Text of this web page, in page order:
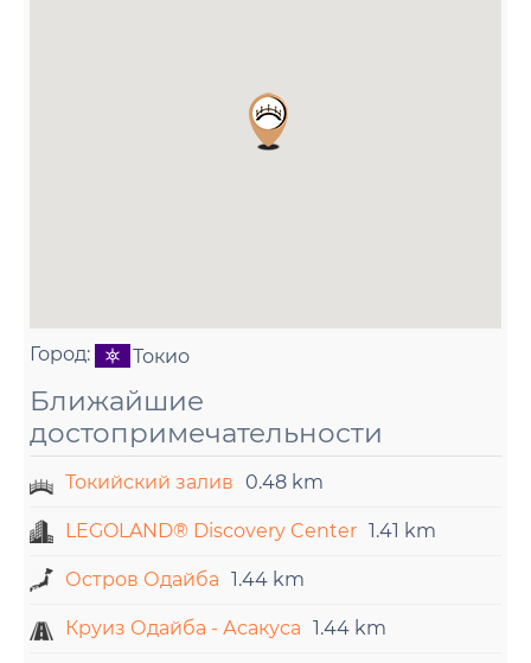
Город: Токио
Ближайшие
достопримечательности
Токийский залив 0.48 km
LEGOLAND® Discovery Center 1.41 km
Остров Одайба 1.44 km
Круиз Одайба - Асакуса 1.44 km